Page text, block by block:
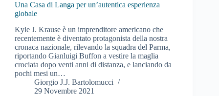
Una Casa di Langa per un’autentica esperienza
globale
Kyle J. Krause è un imprenditore americano che
recentemente è diventato protagonista della nostra
cronaca nazionale, rilevando la squadra del Parma,
riportando Gianluigi Buffon a vestire la maglia
crociata dopo venti anni di distanza, e lanciando da
pochi mesi un…
Giorgio J.J. Bartolomucci
29 Novembre 2021